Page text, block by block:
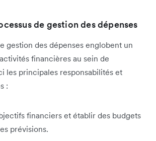
de gestion des dépenses
gestion des dépenses englobent un
financières au sein de
les principales responsabilités et
:
financiers et établir des budgets
prévisions.